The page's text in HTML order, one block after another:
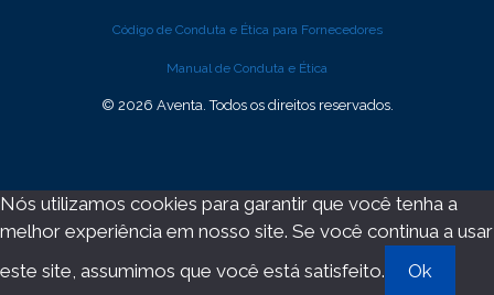
© 2026 Aventa. Todos os direitos reservados.
Código de Conduta e Ética para Fornecedores
Manual de Conduta e Ética
Nós utilizamos cookies para garantir que você tenha a
melhor experiência em nosso site. Se você continua a usar
este site, assumimos que você está satisfeito.
Ok